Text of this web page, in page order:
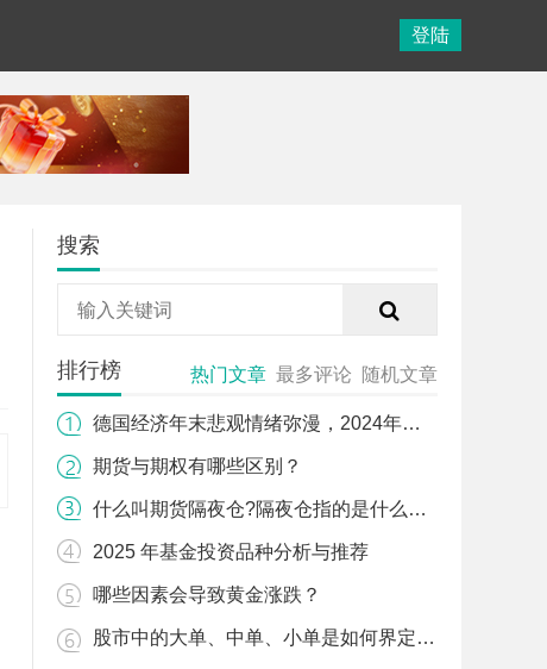
登陆
搜索
排行榜 热门文章 最多评论 随机文章
德国经济年末悲观情绪弥漫，2024年会好转吗？
期货与期权有哪些区别？
什么叫期货隔夜仓?隔夜仓指的是什么时间
2025 年基金投资品种分析与推荐
哪些因素会导致黄金涨跌？
股市中的大单、中单、小单是如何界定的？